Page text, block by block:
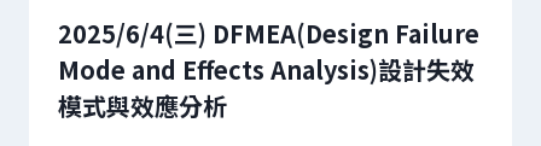
2025/6/4(三) DFMEA(Design Failure
Mode and Effects Analysis)設計失效
模式與效應分析